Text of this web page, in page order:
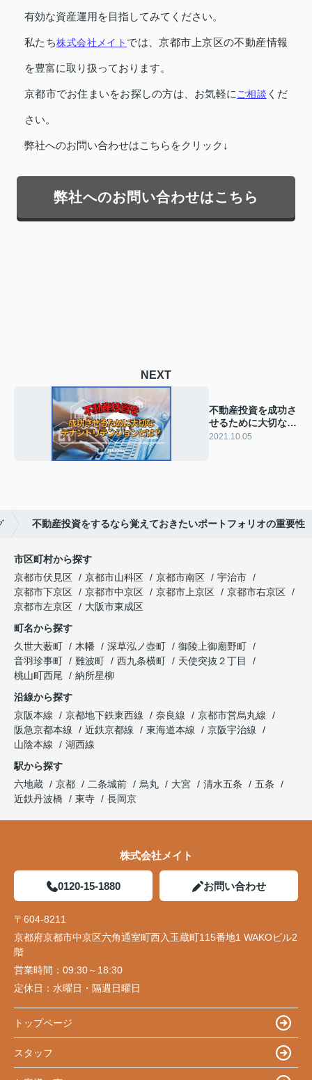
有効な資産運用を目指してみてください。
私たち株式会社メイト では、京都市上京区の不動産情報
を豊富に取り扱っております。
京都市でお住まいをお探しの方は、お気軽に ご相談 くだ
さい。
弊社へのお問い合わせはこちらをクリック↓
弊社へのお問い合わせはこちら
NEXT
不動産投資を成功さ
せるために大切なテ
ナントリテンション
2021.10.05
不動産投資をするなら覚えておきたいポートフォリオの重要性
市区町村から探す
京都市伏見区
京都市山科区 京都市南区
宇治市
京都市下京区
京都市中京区 京都市上京区
京都市右京区
京都市左京区
大阪市東成区
町名から探す
久世大薮町
木幡 深草泓ノ壺町
御陵上御廟野町
音羽珍事町
難波町 西九条横町
天使突抜２丁目
桃山町西尾
納所星柳
沿線から探す
京阪本線
京都地下鉄東西線 奈良線
京都市営烏丸線
阪急京都本線
近鉄京都線 東海道本線
京阪宇治線
山陰本線
湖西線
駅から探す
六地蔵
京都 二条城前 烏丸 大宮 清水五条
五条
近鉄丹波橋
東寺 長岡京
株式会社メイト
0120-15-1880 お問い合わせ
〒604-8211
京都府京都市中京区六角通室町西入玉蔵町115番地1 WAKOビル2
階
営業時間： 09:30～18:30
定休日： 水曜日・隔週日曜日
トップページ
スタッフ